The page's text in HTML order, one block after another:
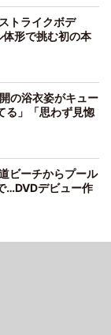
トライクボデ
形で挑む初の本
の浴衣姿がキュー
る」「思わず見惚
ビーチからプール
…DVDデビュー作